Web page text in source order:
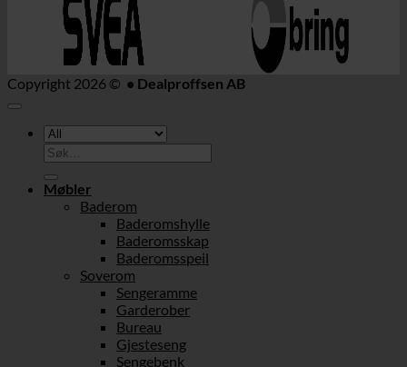
Copyright 2026 © • Dealproffsen AB
Søk
etter:
Møbler
Baderom
Baderomshylle
Baderomsskap
Baderomsspeil
Soverom
Sengeramme
Garderober
Bureau
Gjesteseng
Sengebenk